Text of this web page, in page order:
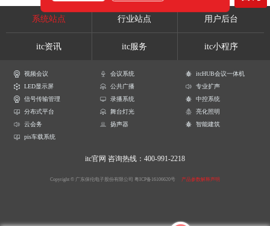
系统站点 行业站点 用户后台
itc资讯 itc服务 itc小程序
视频会议 会议系统
itcHUB会议一体机
LED显示屏
公共广播
专业扩声
信号传输管理
录播系统
中控系统
分布式平台
舞台灯光
亮化照明
云会务
扬声器
智能建筑
pis车载系统
itc官网 咨询热线：400-991-2218
Copyright © 广东保伦电子股份有限公司 粤ICP备16106620号 产品参数解释声明